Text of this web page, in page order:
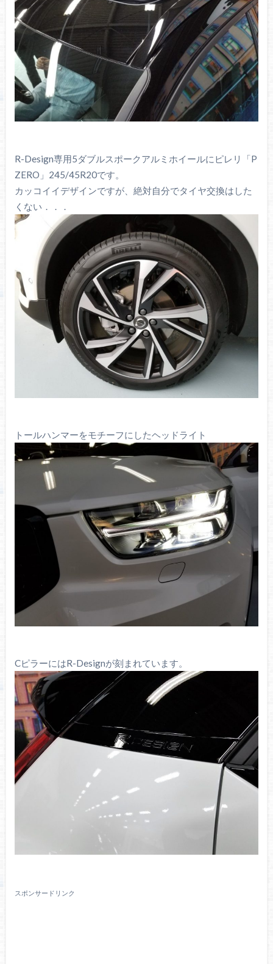
R-Design専用5ダブルスポークアルミホイールにピレリ「P
ZERO」245/45R20です。
カッコイイデザインですが、絶対自分でタイヤ交換はした
くない．．．
トールハンマーをモチーフにしたヘッドライト
CピラーにはR-Designが刻まれています。
スポンサードリンク